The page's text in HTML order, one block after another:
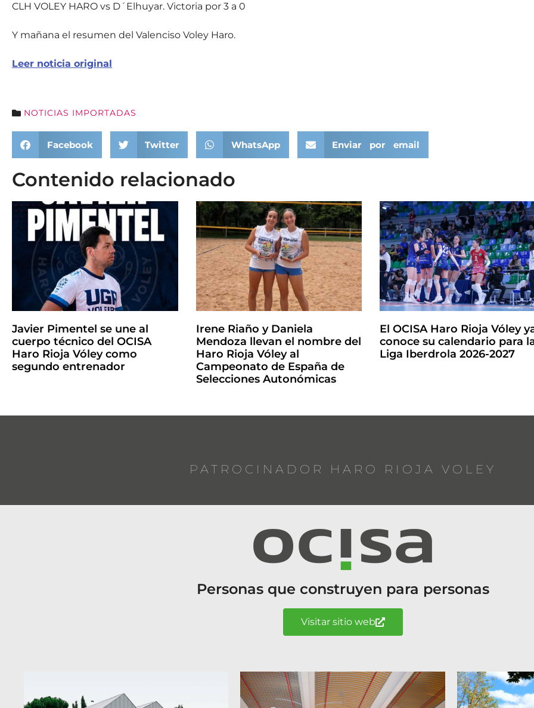
CLH VOLEY HARO vs D´Elhuyar. Victoria por 3 a 0
Y mañana el resumen del Valenciso Voley Haro.
Leer noticia original
NOTICIAS IMPORTADAS
Facebook Twitter WhatsApp Enviar por email
Contenido relacionado
Javier Pimentel se une al
cuerpo técnico del OCISA
Haro Rioja Vóley como
segundo entrenador
Irene Riaño y Daniela
Mendoza llevan el nombre del
Haro Rioja Vóley al
Campeonato de España de
Selecciones Autonómicas
El OCISA Haro Rioja Vóley
conoce su calendario para
Liga Iberdrola 2026-2027
PATROCINADOR HARO RIOJA VOLEY
Personas que construyen para personas
Visitar sitio web